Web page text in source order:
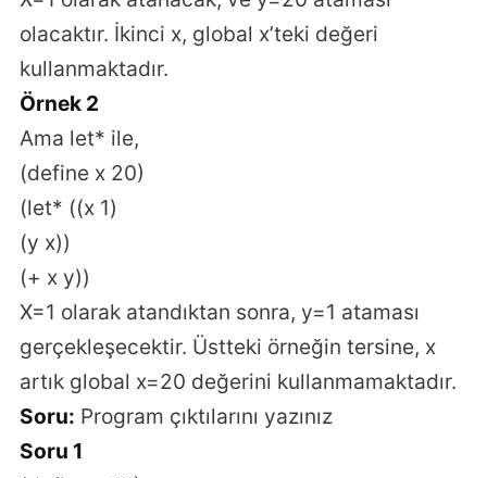
olacaktır. İkinci x, global x’teki değeri
kullanmaktadır.
Örnek 2
Ama let* ile,
(define x 20)
(let* ((x 1)
(y x))
(+ x y))
X=1 olarak atandıktan sonra, y=1 ataması
gerçekleşecektir. Üstteki örneğin tersine, x
artık global x=20 değerini kullanmamaktadır.
Soru: Program çıktılarını yazınız
Soru 1